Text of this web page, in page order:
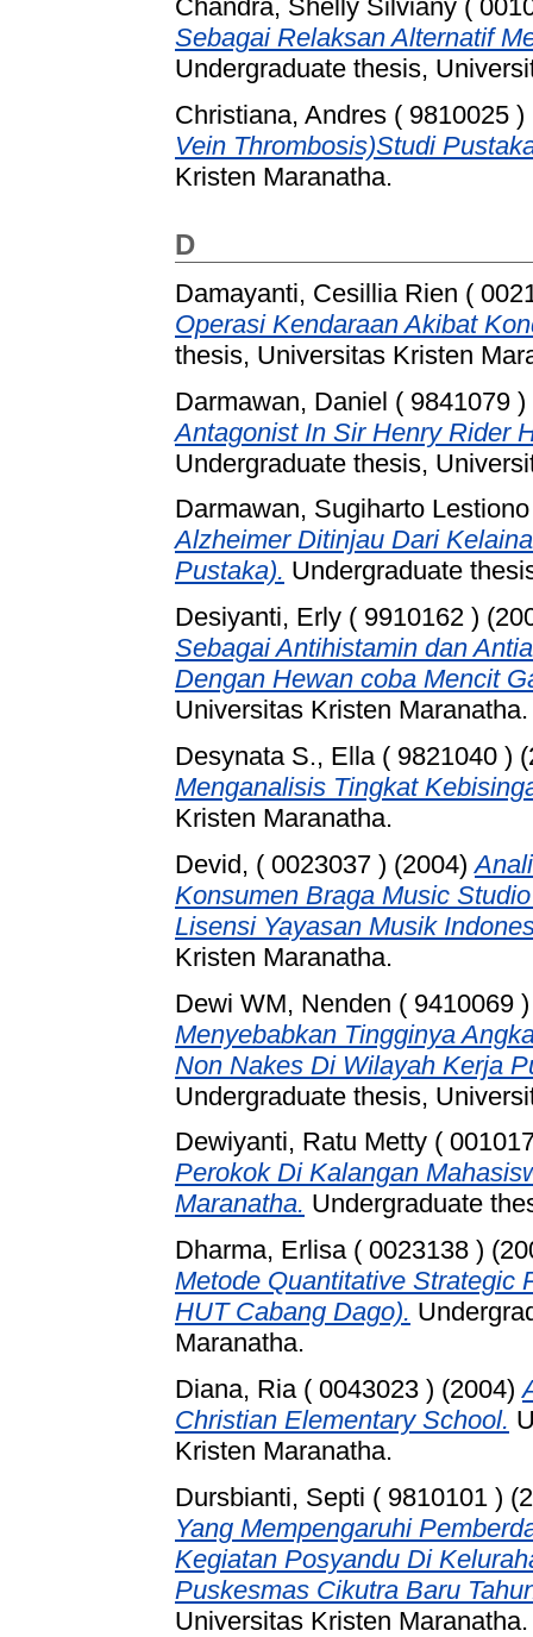
Chandra, Shelly Silviany (
Sebagai Relaksan Alternatif
Undergraduate thesis,
Christiana, Andres ( 9810025 )
Vein Thrombosis)Studi
Kristen Maranatha.
D
Damayanti, Cesillia Rien (
Operasi Kendaraan Akibat
thesis, Universitas Kristen
Darmawan, Daniel ( 9841079 )
Antagonist In Sir Henry Rider
Undergraduate thesis,
Darmawan, Sugiharto
Alzheimer Ditinjau Dari
Pustaka). Undergraduate
Desiyanti, Erly ( 9910162 )
Sebagai Antihistamin dan
Dengan Hewan coba Mencit
Universitas Kristen Maranatha.
Desynata S., Ella ( 9821040 )
Menganalisis Tingkat
Kristen Maranatha.
Devid, ( 0023037 ) (2004)
Konsumen Braga Music
Lisensi Yayasan Musik
Kristen Maranatha.
Dewi WM, Nenden ( 9410069 )
Menyebabkan Tingginya
Non Nakes Di Wilayah Kerja
Undergraduate thesis,
Dewiyanti, Ratu Metty (
Perokok Di Kalangan
Maranatha. Undergraduate
Dharma, Erlisa ( 0023138 )
Metode Quantitative Strategic
HUT Cabang Dago).
Maranatha.
Diana, Ria ( 0043023 ) (2004)
Christian Elementary School.
Kristen Maranatha.
Dursbianti, Septi ( 9810101 )
Yang Mempengaruhi
Kegiatan Posyandu Di
Puskesmas Cikutra Baru
Universitas Kristen Maranatha.